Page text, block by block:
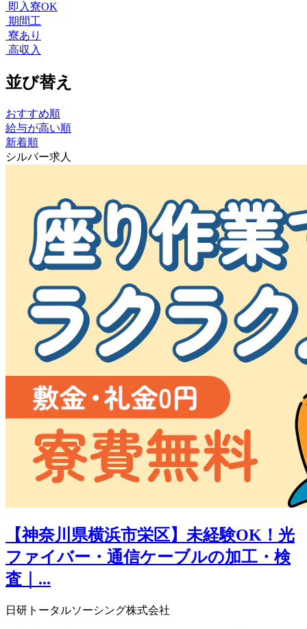
即入寮OK
期間工
寮あり
高収入
並び替え
おすすめ順
給与が高い順
新着順
シルバー求人
【神奈川県横浜市栄区】未経験OK！光
ファイバー・通信ケーブルの加工・検
査｜...
日研トータルソーシング株式会社